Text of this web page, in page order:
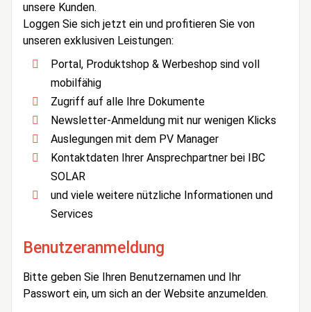
unsere Kunden.
Loggen Sie sich jetzt ein und profitieren Sie von
unseren exklusiven Leistungen:
Portal, Produktshop & Werbeshop sind voll
mobilfähig
Zugriff auf alle Ihre Dokumente
Newsletter-Anmeldung mit nur wenigen Klicks
Auslegungen mit dem PV Manager
Kontaktdaten Ihrer Ansprechpartner bei IBC
SOLAR
und viele weitere nützliche Informationen und
Services
Benutzeranmeldung
Bitte geben Sie Ihren Benutzernamen und Ihr
Passwort ein, um sich an der Website anzumelden.